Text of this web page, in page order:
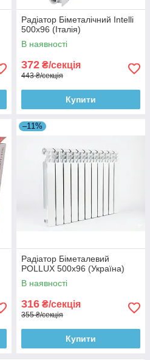
Радіатор Біметалічний Intelli
500x96 (Італія)
В наявності
372 ₴/секція
443 ₴/секція
Купити
–11%
Радіатор Біметалевий
POLLUX 500x96 (Україна)
В наявності
316 ₴/секція
355 ₴/секція
Купити